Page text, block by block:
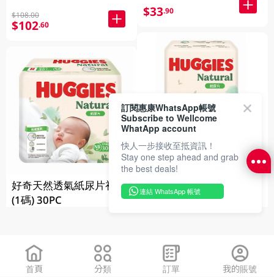
$108.00
$102.60
好奇天然透氣紙尿片初生
(1碼) 30PC
$33.90
好奇天然透氣紙尿片(大
碼) 40PC
首頁 分類 訂單 我的賬號
訂閱惠康WhatsApp帳號
Subscribe to Wellcome
WhatApp account
快人一步接收至抵資訊！
Stay one step ahead and grab
the best deals!
連結 WhatsApp 帳號